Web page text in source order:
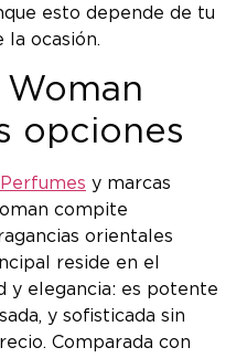
esto depende de tu
ocasión.
opciones
y marcas
compite
orientales
reside en el
y elegancia: es potente
y sofisticada sin
Comparada con